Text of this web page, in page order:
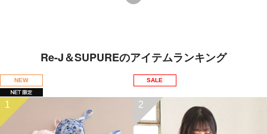
Re-J＆SUPUREのアイテムランキング
NEW
1
SALE
2